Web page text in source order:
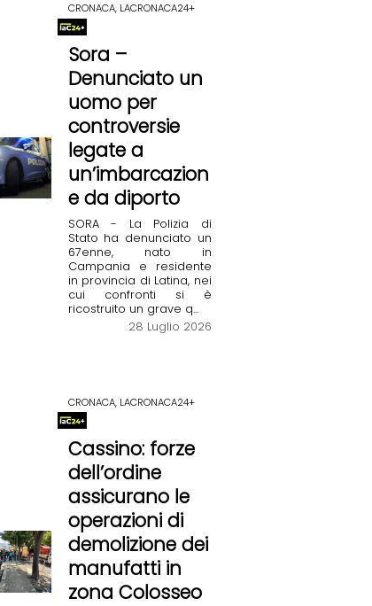
CRONACA, LACRONACA24+
Sora –
Denunciato un
uomo per
controversie
legate a
un’imbarcazion
e da diporto
SORA - La Polizia di
Stato ha denunciato un
67enne, nato in
Campania e residente
in provincia di Latina, nei
cui confronti si è
ricostruito un grave q...
28 Luglio 2026
CRONACA, LACRONACA24+
Cassino: forze
dell’ordine
assicurano le
operazioni di
demolizione dei
manufatti in
zona Colosseo